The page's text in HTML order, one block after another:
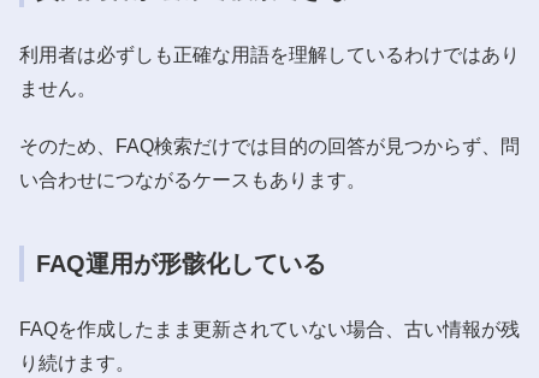
利用者は必ずしも正確な用語を理解しているわけではあり
ません。
そのため、FAQ検索だけでは目的の回答が見つからず、問
い合わせにつながるケースもあります。
FAQ運用が形骸化している
FAQを作成したまま更新されていない場合、古い情報が残
り続けます。